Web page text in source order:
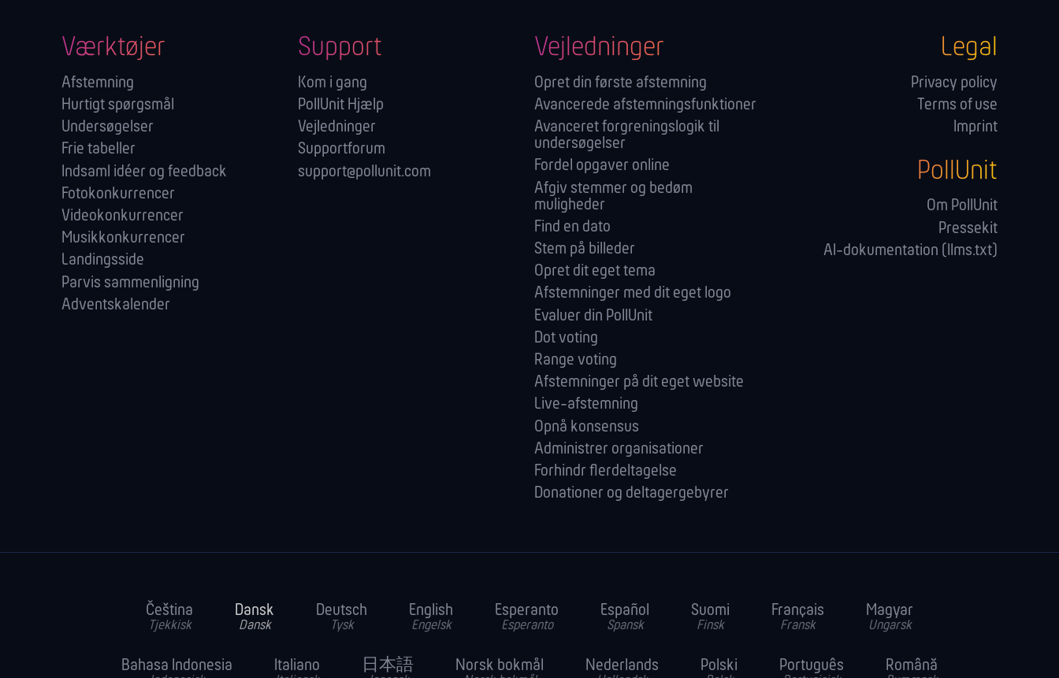
Værktøjer
Afstemning
Hurtigt spørgsmål
Undersøgelser
Frie tabeller
Indsaml idéer og feedback
Fotokonkurrencer
Videokonkurrencer
Musikkonkurrencer
Landingsside
Parvis sammenligning
Adventskalender
Support
Kom i gang
PollUnit Hjælp
Vejledninger
Supportforum
support@pollunit.com
Vejledninger
Opret din første afstemning
Avancerede afstemningsfunktioner
Avanceret forgreningslogik til
undersøgelser
Fordel opgaver online
Afgiv stemmer og bedøm
muligheder
Find en dato
Stem på billeder
Opret dit eget tema
Afstemninger med dit eget logo
Evaluer din PollUnit
Dot voting
Range voting
Afstemninger på dit eget website
Live-afstemning
Opnå konsensus
Administrer orga­nisationer
Forhindr flerdeltagelse
Donationer og deltagergebyrer
Legal
Privacy policy
Terms of use
Imprint
PollUnit
Om PollUnit
Pressekit
AI-dokumentation (llms.txt)
Čeština
Tjekkisk
Dansk
Dansk
Deutsch
Tysk
English
Engelsk
Esperanto
Esperanto
Español
Spansk
Suomi
Finsk
Français
Fransk
Magyar
Ungarsk
Bahasa Indonesia Italiano 日本語 Norsk bokmål Nederlands Polski Português Română